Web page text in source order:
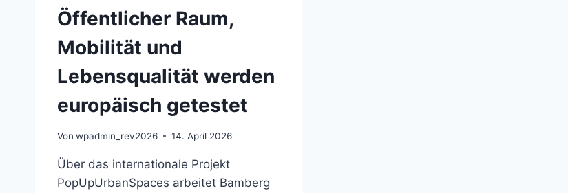
GESELLSCHAFTLICHES
Öffentlicher Raum,
Mobilität und
Lebensqualität werden
europäisch getestet
Von wpadmin_rev2026 14. April 2026
Über das internationale Projekt
PopUpUrbanSpaces arbeitet Bamberg